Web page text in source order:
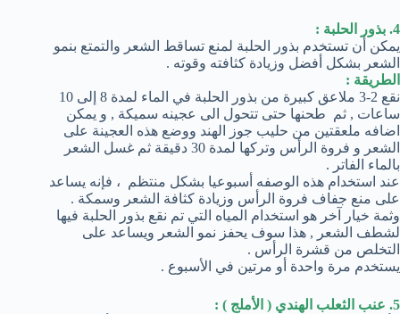
4. بذور الحلبة :
يمكن أن تستخدم بذور الحلبة لمنع تساقط الشعر والتمتع بنمو
الشعر بشكل أفضل وزيادة كثافته وقوته .
الطريقة :
نقع 2-3 ملاعق كبيرة من بذور الحلبة في الماء لمدة 8 إلى 10
ساعات , ثم طحنها حتى تتحول الى عجينه سميكة , و يمكن
اضافه ملعقتين من حليب جوز الهند ووضع هذه العجينة على
الشعر و فروة الرأس وتركها لمدة 30 دقيقة ثم غسل الشعر
بالماء الفاتر .
عند استخدام هذه الوصفه أسبوعيا بشكل منتظم ، فإنه يساعد
على منع جفاف فروة الرأس وزيادة كثافة الشعر وسمكة .
وثمة خيار آخر هو استخدام المياه التي تم نقع بذور الحلبة فيها
لشطف الشعر , هذا سوف يحفز نمو الشعر ويساعد على
التخلص من قشرة الرأس .
يستخدم مرة واحدة أو مرتين في الأسبوع .
5. عنب الثعلب الهندي ( الأملج ) :